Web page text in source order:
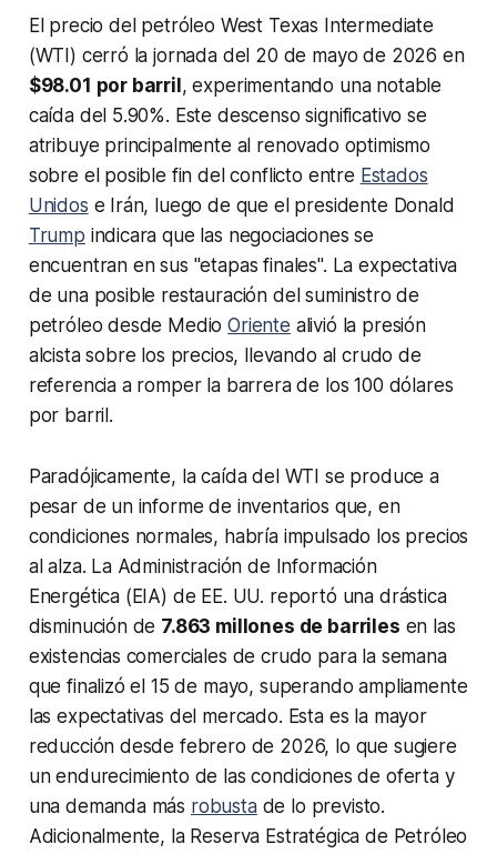
El precio del petróleo West Texas Intermediate
(WTI) cerró la jornada del 20 de mayo de 2026 en
$98.01 por barril , experimentando una notable
caída del 5.90%. Este descenso significativo se
atribuye principalmente al renovado optimismo
sobre el posible fin del conflicto entre Estados
Unidos e Irán, luego de que el presidente Donald
Trump indicara que las negociaciones se
encuentran en sus "etapas finales". La expectativa
de una posible restauración del suministro de
petróleo desde MedioOriente alivió la presión
alcista sobre los precios, llevando al crudo de
referencia a romper la barrera de los 100 dólares
por barril.
Paradójicamente, la caída del WTI se produce a
pesar de un informe de inventarios que, en
condiciones normales, habría impulsado los precios
al alza. La Administración de Información
Energética (EIA) de EE. UU. reportó una drástica
disminución de 7.863 millones de barriles en las
existencias comerciales de crudo para la semana
que finalizó el 15 de mayo, superando ampliamente
las expectativas del mercado. Esta es la mayor
reducción desde febrero de 2026, lo que sugiere
un endurecimiento de las condiciones de oferta y
una demanda más robustade lo previsto.
Adicionalmente, la Reserva Estratégica de Petróleo